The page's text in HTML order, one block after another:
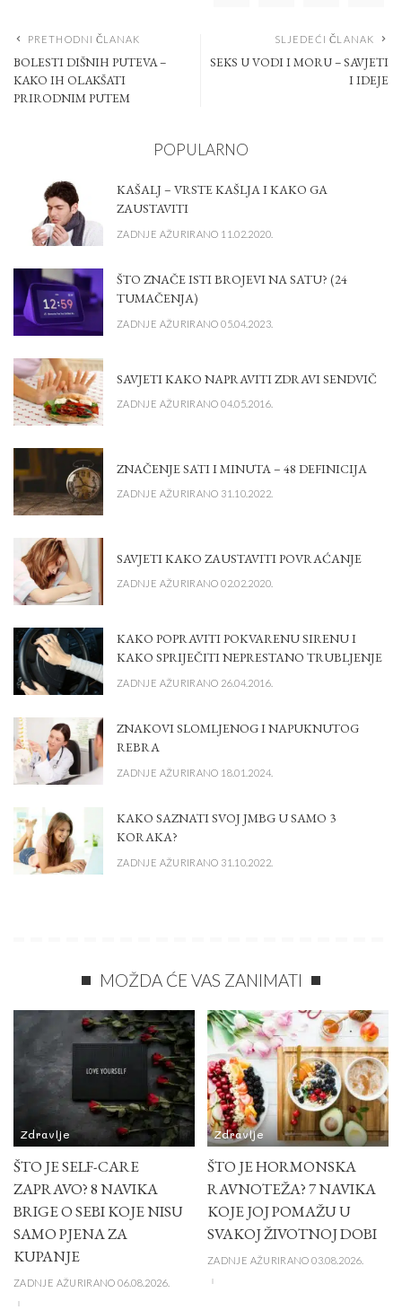
PRETHODNI ČLANAK
BOLESTI DIŠNIH PUTEVA –
KAKO IH OLAKŠATI
PRIRODNIM PUTEM
SLJEDEĆI ČLANAK
SEKS U VODI I MORU – SAVJETI
I IDEJE
POPULARNO
KAŠALJ – VRSTE KAŠLJA I KAKO GA
ZAUSTAVITI
ZADNJE AŽURIRANO 11.02.2020.
ŠTO ZNAČE ISTI BROJEVI NA SATU? (24
TUMAČENJA)
ZADNJE AŽURIRANO 05.04.2023.
SAVJETI KAKO NAPRAVITI ZDRAVI SENDVIČ
ZADNJE AŽURIRANO 04.05.2016.
ZNAČENJE SATI I MINUTA – 48 DEFINICIJA
ZADNJE AŽURIRANO 31.10.2022.
SAVJETI KAKO ZAUSTAVITI POVRAĆANJE
ZADNJE AŽURIRANO 02.02.2020.
KAKO POPRAVITI POKVARENU SIRENU I
KAKO SPRIJEČITI NEPRESTANO TRUBLJENJE
ZADNJE AŽURIRANO 26.04.2016.
ZNAKOVI SLOMLJENOG I NAPUKNUTOG
REBRA
ZADNJE AŽURIRANO 18.01.2024.
KAKO SAZNATI SVOJ JMBG U SAMO 3
KORAKA?
ZADNJE AŽURIRANO 31.10.2022.
MOŽDA ĆE VAS ZANIMATI
Zdravlje
ŠTO JE SELF-CARE
ZAPRAVO? 8 NAVIKA
BRIGE O SEBI KOJE NISU
SAMO PJENA ZA
KUPANJE
ZADNJE AŽURIRANO 06.08.2026.
Zdravlje
ŠTO JE HORMONSKA
RAVNOTEŽA? 7 NAVIKA
KOJE JOJ POMAŽU U
SVAKOJ ŽIVOTNOJ DOBI
ZADNJE AŽURIRANO 03.08.2026.